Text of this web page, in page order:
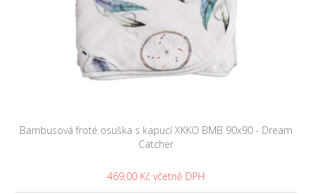
Bambusová froté osuška s kapucí XKKO BMB 90x90 - Dream
Catcher
469,00 Kč